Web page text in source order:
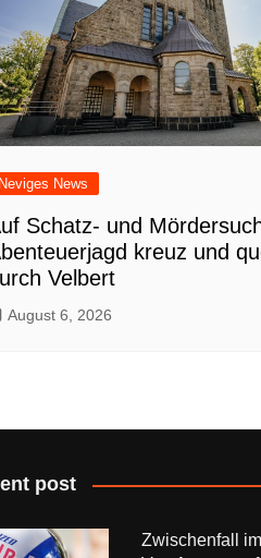
Neviges News
Schatz- und
kreuz und
Velbert
August 6, 2026
post
Zwischenfall